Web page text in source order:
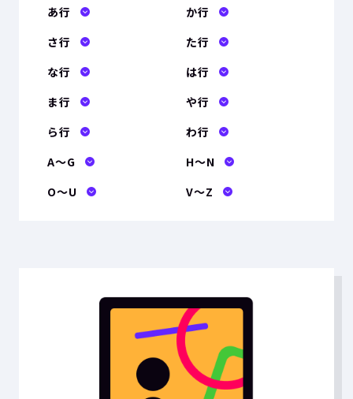
あ行
か行
さ行
た行
な行
は行
ま行
や行
ら行
わ行
A〜G
H〜N
O〜U
V〜Z